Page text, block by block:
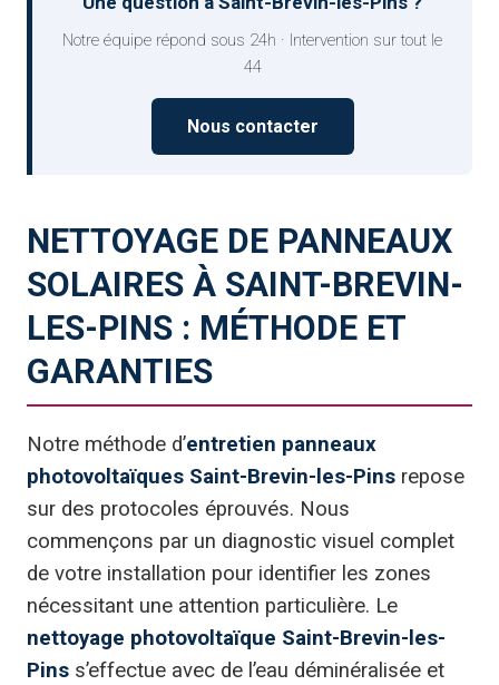
Notre équipe répond sous 24h · Intervention sur tout le
44
Nous contacter
NETTOYAGE DE PANNEAUX
SOLAIRES À SAINT-BREVIN-
LES-PINS : MÉTHODE ET
GARANTIES
Notre méthode d’entretien panneaux
photovoltaïques Saint-Brevin-les-Pins repose
sur des protocoles éprouvés. Nous
commençons par un diagnostic visuel complet
de votre installation pour identifier les zones
nécessitant une attention particulière. Le
nettoyage photovoltaïque Saint-Brevin-les-
Pins s’effectue avec de l’eau déminéralisée et